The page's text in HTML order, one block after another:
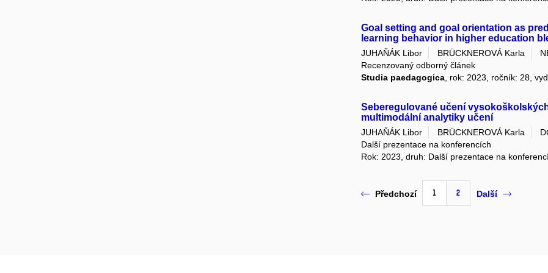
Goal setting and goal orientation as
learning behavior in higher education
JUHAŇÁK Libor BRÜCKNEROVÁ Karla
Recenzovaný odborný článek
Studia paedagogica , rok: 2023, ročník: 28,
Seberegulované učení
multimodální analytiky učení
JUHAŇÁK Libor BRÜCKNEROVÁ Karla
Další prezentace na konferencích
Rok: 2023, druh: Další prezentace na
Předchozí 1 2 Další